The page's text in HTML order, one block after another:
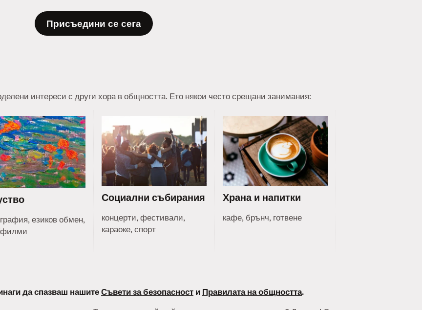
Присъедини се сега
интереси с други хора в общността. Ето някои често срещани занимания:
езиков обмен,
филми
Социални събирания
концерти, фестивали,
караоке, спорт
Храна и напитки
кафе, брънч, готвене
да спазваш нашитеСъвети за безопасност и Правилата на общността.